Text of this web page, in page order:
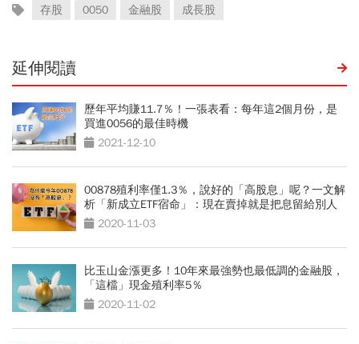
存股 0050 金融股 成長股
延伸閱讀
歷年平均賺11.7％！一張表看：每年這2個月份，是
買進0056的最佳時機
2021-12-10
00878殖利率僅1.3％，說好的「高股息」呢？一文解
析「新成立ETF宿命」：現在賣掉就是把息留給別人
2020-11-03
比玉山金漲更多！10年來最強勢也最低調的金融股，
「這檔」現金殖利率5％
2020-11-02